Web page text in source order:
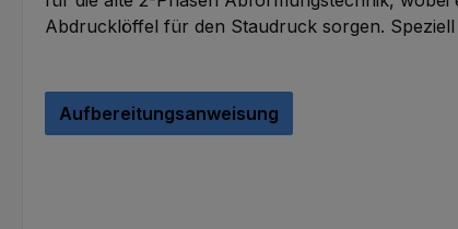
Abdrucklöffel für den Staudruck sorgen.
Aufbereitungsanweisung